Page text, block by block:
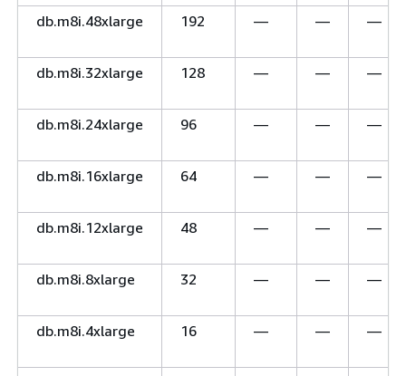
db.m8i.48xlarge 192 — — —
db.m8i.32xlarge 128 — — —
db.m8i.24xlarge 96 — — —
db.m8i.16xlarge 64 — — —
db.m8i.12xlarge 48 — — —
db.m8i.8xlarge 32 — — —
db.m8i.4xlarge 16 — — —